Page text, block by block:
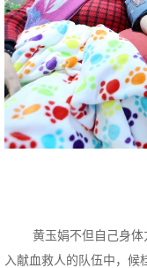
黄玉娟不但自己身体力
入献血救人的队伍中，候